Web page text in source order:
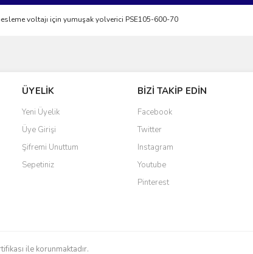
voltajı için yumuşak yolverici PSE105-600-70
ÜYELİK
Yeni Üyelik
Üye Girişi
Şifremi Unuttum
Sepetiniz
BİZİ TAKİP EDİN
Facebook
Twitter
Instagram
Youtube
Pinterest
ile korunmaktadır.